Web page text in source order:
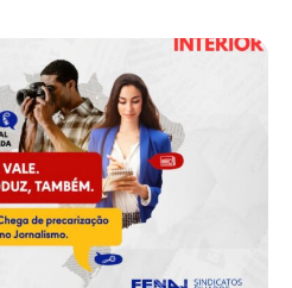
e revistas do interior